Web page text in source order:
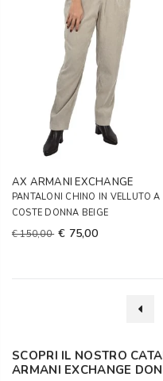
AX ARMANI EXCHANGE
PANTALONI CHINO IN VELLUTO A
COSTE DONNA BEIGE
€ 150,00 € 75,00
SCOPRI IL NOSTRO
ARMANI EXCHANGE